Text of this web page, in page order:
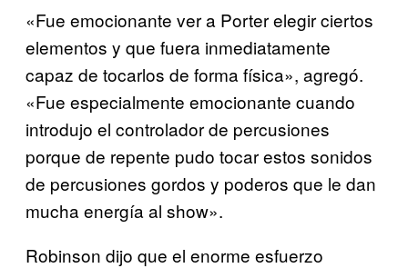
«Fue emocionante ver a Porter elegir ciertos
elementos y que fuera inmediatamente
capaz de tocarlos de forma física», agregó.
«Fue especialmente emocionante cuando
introdujo el controlador de percusiones
porque de repente pudo tocar estos sonidos
de percusiones gordos y poderos que le dan
mucha energía al show».
Robinson dijo que el enorme esfuerzo